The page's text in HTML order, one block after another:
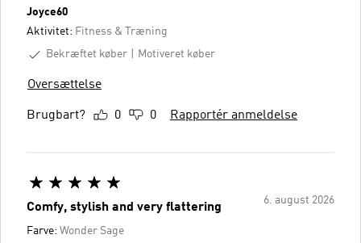
Joyce60
Aktivitet: Fitness & Træning
Bekræftet køber
Motiveret køber
Oversættelse
Brugbart? 0 0 Rapportér anmeldelse
6. august 2026
Comfy, stylish and very flattering
Farve: Wonder Sage